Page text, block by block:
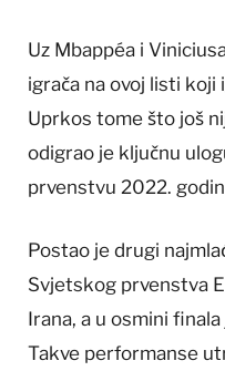
Uz Mbappéa i
igrača na ovoj listi koji
Uprkos tome što još
odigrao je ključnu
prvenstvu 2022.
Postao je drugi
Svjetskog prvenstva
Irana, a u osmini
Takve performanse